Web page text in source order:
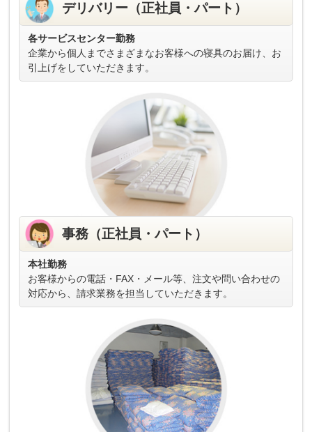
デリバリー（正社員・パート）
各サービスセンター勤務
企業から個人までさまざまなお客様への寝具のお届け、お
引上げをしていただきます。
事務（正社員・パート）
本社勤務
お客様からの電話・FAX・メール等、注文や問い合わせの
対応から、請求業務を担当していただきます。